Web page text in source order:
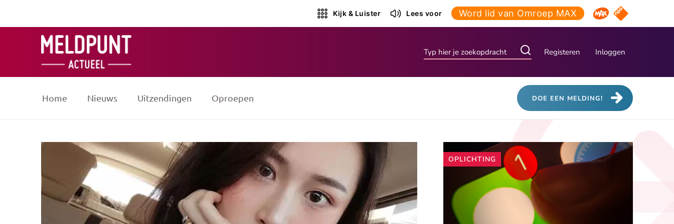
Kijk & Luister Lees voor Word lid van Omroep MAX Omroep MAX
NPO Start
Registeren Inloggen
Home Nieuws Uitzendingen Oproepen DOE EEN MELDING!
Andere
artikelen
OPLICHTING